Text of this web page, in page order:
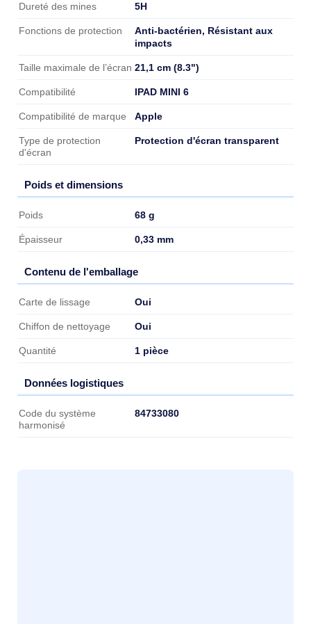
Dureté des mines 5H
Fonctions de protection
Anti-bactérien, Résistant aux
impacts
Taille maximale de l’écran 21,1 cm (8.3")
Compatibilité IPAD MINI 6
Compatibilité de marque Apple
Type de protection
d'écran
Protection d'écran transparent
Poids et dimensions
Poids et dimensions
Poids 68 g
Épaisseur 0,33 mm
Contenu de l'emballage
Contenu de l'emballage
Carte de lissage Oui
Chiffon de nettoyage Oui
Quantité 1 pièce
Données logistiques
Données logistiques
Code du système
harmonisé
84733080